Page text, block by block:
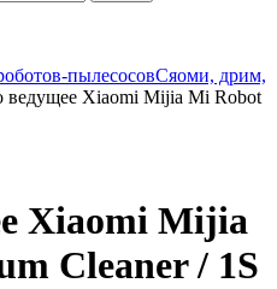
пылесосовСяоми, дрим,
ведущее Xiaomi Mijia Mi Robot
Xiaomi Mijia
Cleaner / 1S